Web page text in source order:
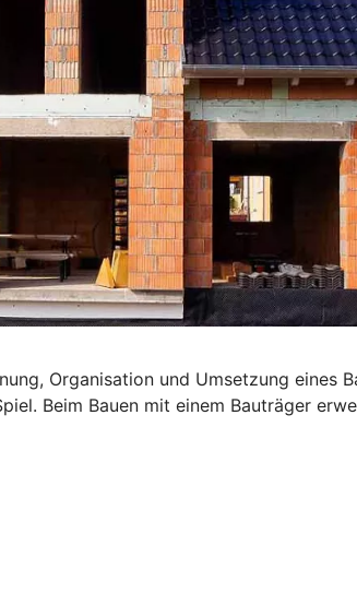
Organisation und Umsetzung eines
Beim Bauen mit einem Bauträger